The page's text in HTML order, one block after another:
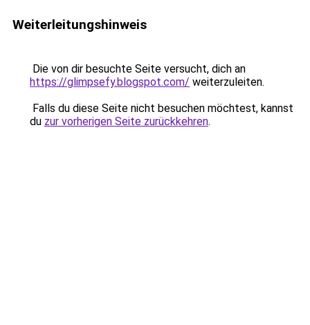
Weiterleitungshinweis
Die von dir besuchte Seite versucht, dich an
https://glimpsefy.blogspot.com/ weiterzuleiten.
Falls du diese Seite nicht besuchen möchtest, kannst
du zur vorherigen Seite zurückkehren.